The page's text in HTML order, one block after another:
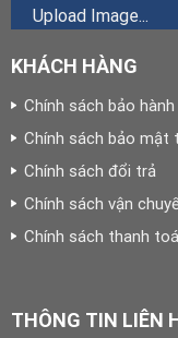
Upload Image...
KHÁCH HÀNG
Chính sách bảo hành
Chính sách bảo mật
Chính sách đổi trả
Chính sách vận
Chính sách thanh
THÔNG TIN LIÊN